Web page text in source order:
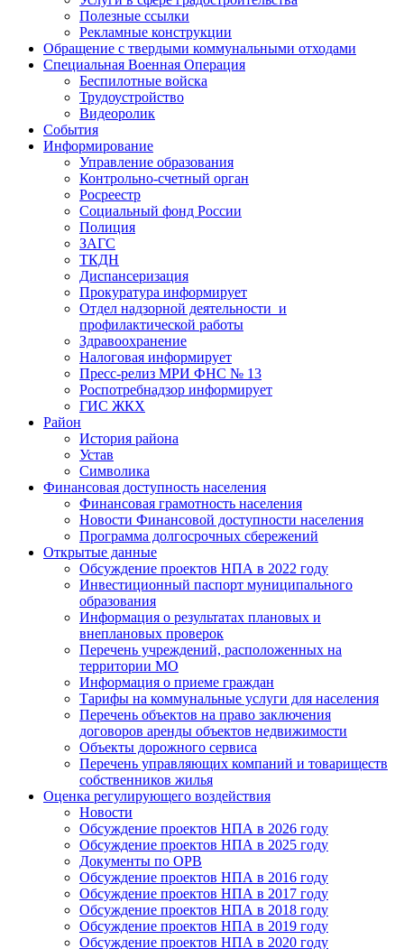
Полезные ссылки
Рекламные конструкции
Обращение с твердыми коммунальными отходами
Специальная Военная Операция
Беспилотные войска
Трудоустройство
Видеоролик
События
Информирование
Управление образования
Контрольно-счетный орган
Росреестр
Социальный фонд России
Полиция
ЗАГС
ТКДН
Диспансеризация
Прокуратура информирует
Отдел надзорной деятельности и
профилактической работы
Здравоохранение
Налоговая информирует
Пресс-релиз МРИ ФНС № 13
Роспотребнадзор информирует
ГИС ЖКХ
Район
История района
Устав
Символика
Финансовая доступность населения
Финансовая грамотность населения
Новости Финансовой доступности населения
Программа долгосрочных сбережений
Открытые данные
Обсуждение проектов НПА в 2022 году
Инвестиционный паспорт муниципального
образования
Информация о результатах плановых и
внеплановых проверок
Перечень учреждений, расположенных на
территории МО
Информация о приеме граждан
Тарифы на коммунальные услуги для населения
Перечень объектов на право заключения
договоров аренды объектов недвижимости
Объекты дорожного сервиса
Перечень управляющих компаний и товариществ
собственников жилья
Оценка регулирующего воздействия
Новости
Обсуждение проектов НПА в 2026 году
Обсуждение проектов НПА в 2025 году
Документы по ОРВ
Обсуждение проектов НПА в 2016 году
Обсуждение проектов НПА в 2017 году
Обсуждение проектов НПА в 2018 году
Обсуждение проектов НПА в 2019 году
Обсуждение проектов НПА в 2020 году